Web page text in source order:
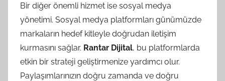
Bir diğer önemli hizmet ise sosyal medya
yönetimi. Sosyal medya platformları günümüzde
markaların hedef kitleyle doğrudan iletişim
kurmasını sağlar. Rantar Dijital, bu platformlarda
etkin bir strateji geliştirmenize yardımcı olur.
Paylaşımlarınızın doğru zamanda ve doğru